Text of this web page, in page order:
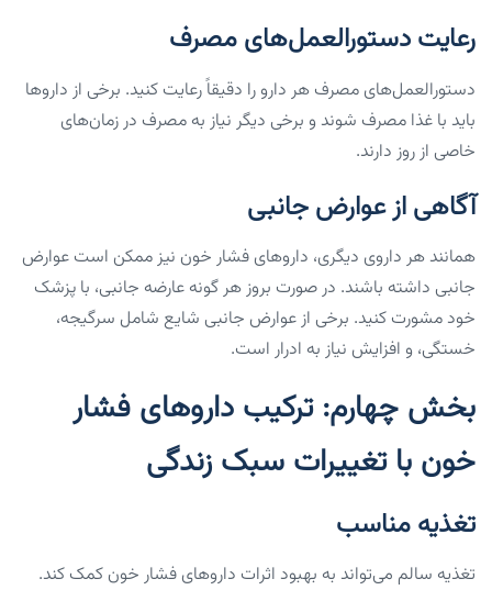
رعایت دستورالعمل‌های مصرف
دستورالعمل‌های مصرف هر دارو را دقیقاً رعایت کنید. برخی از داروها
باید با غذا مصرف شوند و برخی دیگر نیاز به مصرف در زمان‌های
خاصی از روز دارند.
آگاهی از عوارض جانبی
همانند هر داروی دیگری، داروهای فشار خون نیز ممکن است عوارض
جانبی داشته باشند. در صورت بروز هر گونه عارضه جانبی، با پزشک
خود مشورت کنید. برخی از عوارض جانبی شایع شامل سرگیجه،
خستگی، و افزایش نیاز به ادرار است.
بخش چهارم: ترکیب داروهای فشار
خون با تغییرات سبک زندگی
تغذیه مناسب
تغذیه سالم می‌تواند به بهبود اثرات داروهای فشار خون کمک کند.